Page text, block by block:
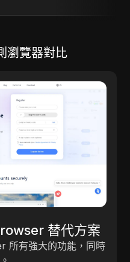
瀏覽器對比
替代方案
所有強大的功能，同時